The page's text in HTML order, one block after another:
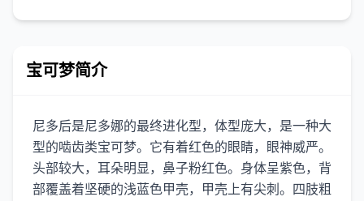
宝可梦简介
尼多后是尼多娜的最终进化型，体型庞大，是一种大
型的啮齿类宝可梦。它有着红色的眼睛，眼神威严。
头部较大，耳朵明显，鼻子粉红色。身体呈紫色，背
部覆盖着坚硬的浅蓝色甲壳，甲壳上有尖刺。四肢粗